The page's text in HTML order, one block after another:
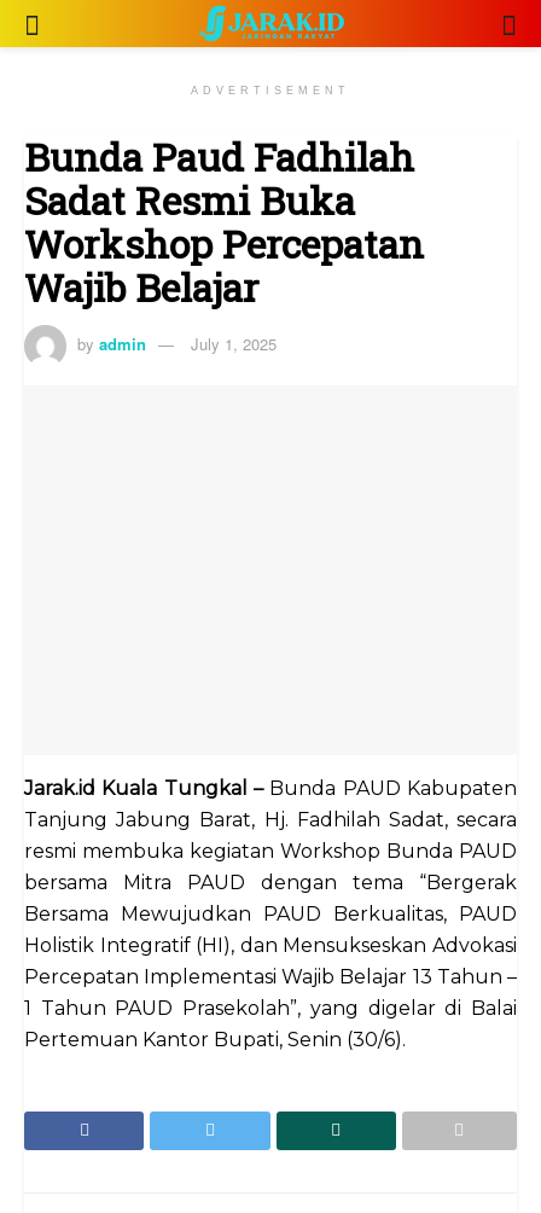
ADVERTISEMENT
Bunda Paud Fadhilah
Sadat Resmi Buka
Workshop Percepatan
Wajib Belajar
by admin July 1, 2025
Jarak.id Kuala Tungkal –Bunda PAUD Kabupaten
Tanjung Jabung Barat, Hj. Fadhilah Sadat, secara
resmi membuka kegiatan Workshop Bunda PAUD
bersama Mitra PAUD dengan tema “Bergerak
Bersama Mewujudkan PAUD Berkualitas, PAUD
Holistik Integratif (HI), dan Mensukseskan Advokasi
Percepatan Implementasi Wajib Belajar 13 Tahun –
1 Tahun PAUD Prasekolah”, yang digelar di Balai
Pertemuan Kantor Bupati, Senin (30/6).